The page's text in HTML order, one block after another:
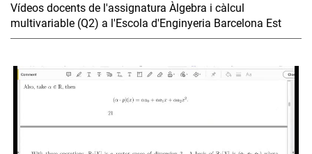
Vídeos docents de l'assignatura Àlgebra i càlcul
multivariable (Q2) a l'Escola d'Enginyeria Barcelona Est